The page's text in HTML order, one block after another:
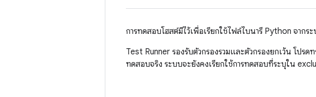
การทดสอบโฮสต์มีไว้เพื่อเรียกใช้ไฟล์ไบนารี Python จาก
Test Runner รองรับตัวกรองรวมและตัวกรองยกเว้น โปรด
ทดสอบจริง ระบบจะยังคงเรียกใช้การทดสอบที่ระบุใน